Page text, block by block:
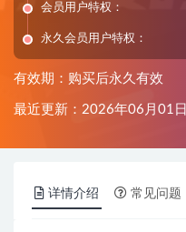
会员用户特权：
永久会员用户特权：
有效期：购买后永久有效
最近更新：2026年06月01日
详情介绍 常见问题